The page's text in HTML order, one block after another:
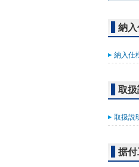
納
納入仕
取
取扱説
据